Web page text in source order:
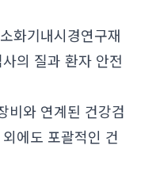
화기내시경연구재
의 질과 환자 안전
비와 연계된 건강검
에도 포괄적인 건